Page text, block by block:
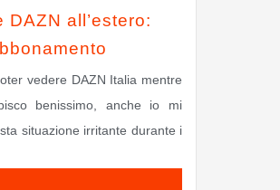
DAZN all’estero:
vedere DAZN Italia mentre
benissimo, anche io mi
situazione irritante durante i